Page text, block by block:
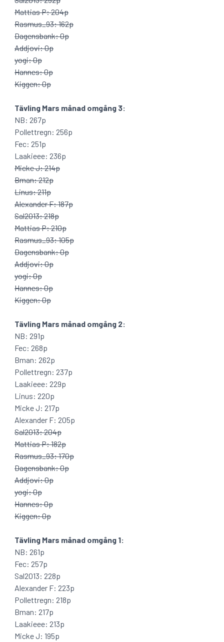
Mattias P: 204p
Rasmus_93: 162p
Dagensbank: 0p
Addjovi: 0p
yogi: 0p
Hannes: 0p
Kiggen: 0p
Tävling Mars månad omgång 3:
NB: 267p
Pollettregn: 256p
Fec: 251p
Laakieee: 236p
Micke J: 214p
Bman: 212p
Linus: 211p
Alexander F: 187p
Sal2013: 218p
Mattias P: 210p
Rasmus_93: 105p
Dagensbank: 0p
Addjovi: 0p
yogi: 0p
Hannes: 0p
Kiggen: 0p
Tävling Mars månad omgång 2:
NB: 291p
Fec: 268p
Bman: 262p
Pollettregn: 237p
Laakieee: 229p
Linus: 220p
Micke J: 217p
Alexander F: 205p
Sal2013: 204p
Mattias P: 182p
Rasmus_93: 170p
Dagensbank: 0p
Addjovi: 0p
yogi: 0p
Hannes: 0p
Kiggen: 0p
Tävling Mars månad omgång 1:
NB: 261p
Fec: 257p
Sal2013: 228p
Alexander F: 223p
Pollettregn: 218p
Bman: 217p
Laakieee: 213p
Micke J: 195p